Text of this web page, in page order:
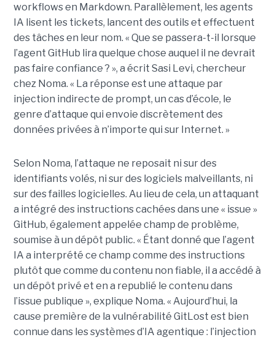
workflows en Markdown. Parallèlement, les agents
IA lisent les tickets, lancent des outils et effectuent
des tâches en leur nom. « Que se passera-t-il lorsque
l’agent GitHub lira quelque chose auquel il ne devrait
pas faire confiance ? », a écrit Sasi Levi, chercheur
chez Noma. « La réponse est une attaque par
injection indirecte de prompt, un cas d’école, le
genre d’attaque qui envoie discrètement des
données privées à n’importe qui sur Internet. »
Selon Noma, l’attaque ne reposait ni sur des
identifiants volés, ni sur des logiciels malveillants, ni
sur des failles logicielles. Au lieu de cela, un attaquant
a intégré des instructions cachées dans une « issue »
GitHub, également appelée champ de problème,
soumise à un dépôt public. « Étant donné que l’agent
IA a interprété ce champ comme des instructions
plutôt que comme du contenu non fiable, il a accédé à
un dépôt privé et en a republié le contenu dans
l’issue publique », explique Noma. « Aujourd’hui, la
cause première de la vulnérabilité GitLost est bien
connue dans les systèmes d’IA agentique : l’injection